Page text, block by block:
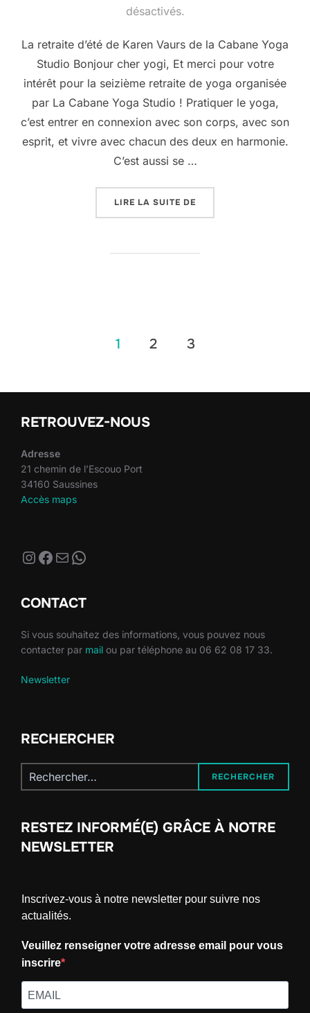
désactivés.
La retraite d’été de Karen Vaurs de la Cabane Yoga
Studio Bonjour cher yogi, Et merci pour votre
intérêt pour la seizième retraite de yoga organisée
par La Cabane Yoga Studio ! Pratiquer le yoga,
c’est entrer en connexion avec son corps, avec son
esprit, et vivre avec chacun des deux en harmonie.
C’est aussi se …
LIRE LA SUITE DE
Pagination
1 2 3
RETROUVEZ-NOUS
Adresse
21 chemin de l’Escouo Port
34160 Saussines
Accès maps
Instagram
Facebook
E-mailWhatsApp
CONTACT
Si vous souhaitez des informations, vous pouvez nous
contacter par mail ou par téléphone au 06 62 08 17 33.
Newsletter
RECHERCHER
pour :
RECHERCHER
RESTEZ INFORMÉ(E) GRÂCE À NOTRE
NEWSLETTER
Inscrivez-vous à notre newsletter pour suivre nos
actualités.
Veuillez renseigner votre adresse email pour vous
inscrire